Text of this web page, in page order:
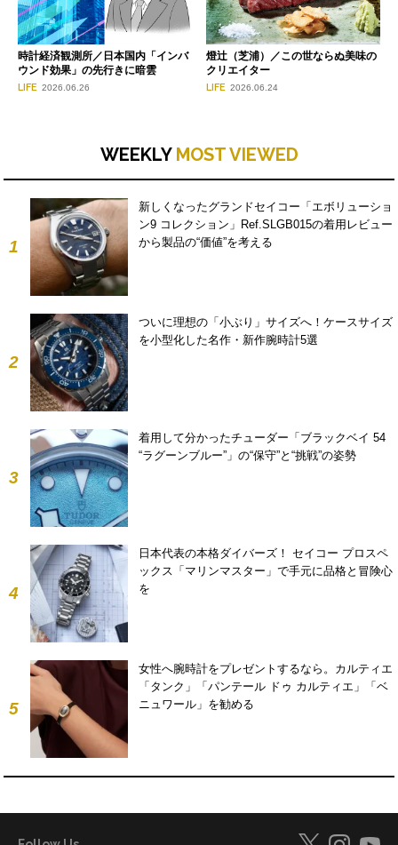
時計経済観測所／日本国内「インバ
ウンド効果」の先行きに暗雲
LIFE 2026.06.26
燈辻（芝浦）／この世ならぬ美味の
クリエイター
LIFE 2026.06.24
WEEKLY MOST VIEWED
1
新しくなったグランドセイコー「エボリューショ
ン9 コレクション」Ref.SLGB015の着用レビュー
から製品の“価値”を考える
2
ついに理想の「小ぶり」サイズへ！ケースサイズ
を小型化した名作・新作腕時計5選
3
着用して分かったチューダー「ブラックベイ 54
“ラグーンブルー”」の“保守”と“挑戦”の姿勢
4
日本代表の本格ダイバーズ！ セイコー プロスペ
ックス「マリンマスター」で手元に品格と冒険心
を
5
女性へ腕時計をプレゼントするなら。カルティエ
「タンク」「パンテール ドゥ カルティエ」「ベ
ニュワール」を勧める